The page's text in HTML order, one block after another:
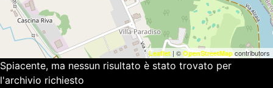
Leaflet | © OpenStreetMap contributors
Spiacente, ma nessun risultato è stato trovato per
l'archivio richiesto